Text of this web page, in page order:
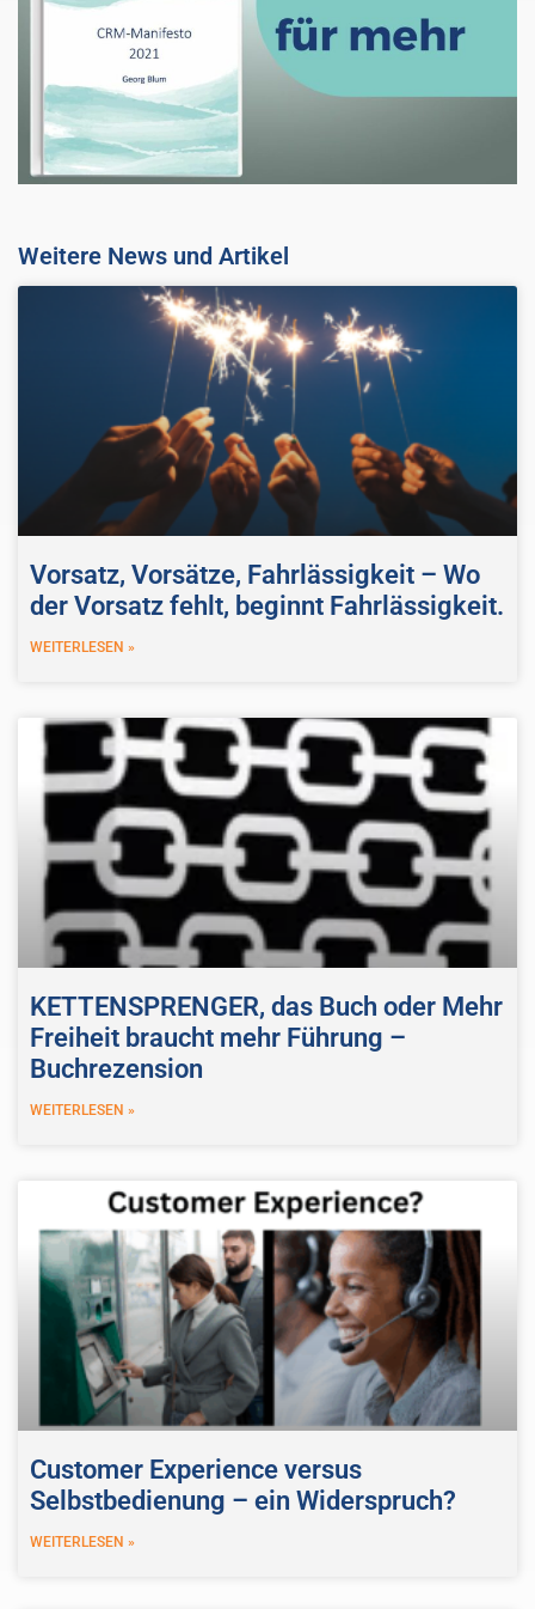
Weitere News und Artikel
Vorsatz, Vorsätze, Fahrlässigkeit – Wo
der Vorsatz fehlt, beginnt Fahrlässigkeit.
WEITERLESEN »
KETTENSPRENGER, das Buch oder Mehr
Freiheit braucht mehr Führung –
Buchrezension
WEITERLESEN »
Customer Experience versus
Selbstbedienung – ein Widerspruch?
WEITERLESEN »